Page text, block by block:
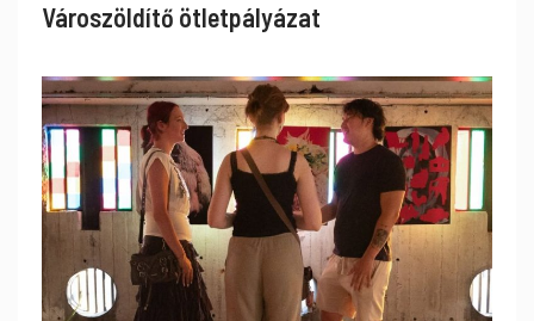
Városzöldítő ötletpályázat